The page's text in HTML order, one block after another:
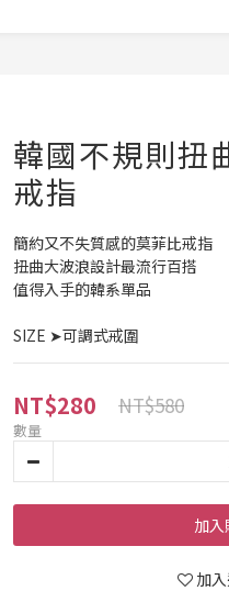
韓國不規則扭
戒指
簡約又不失質感的莫菲比戒指
扭曲大波浪設計最流行百搭
值得入手的韓系單品
SIZE ➤可調式戒圍
NT$280 NT$580
數量
加入
加